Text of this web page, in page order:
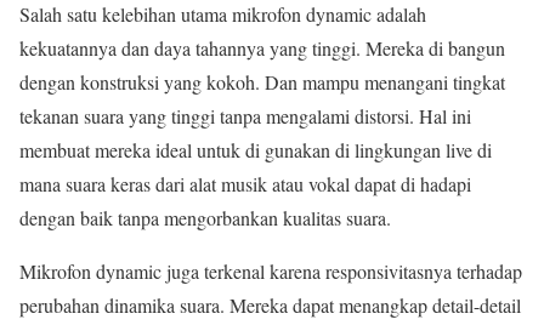
Salah satu kelebihan utama mikrofon dynamic adalah
kekuatannya dan daya tahannya yang tinggi. Mereka di bangun
dengan konstruksi yang kokoh. Dan mampu menangani tingkat
tekanan suara yang tinggi tanpa mengalami distorsi. Hal ini
membuat mereka ideal untuk di gunakan di lingkungan live di
mana suara keras dari alat musik atau vokal dapat di hadapi
dengan baik tanpa mengorbankan kualitas suara.
Mikrofon dynamic juga terkenal karena responsivitasnya terhadap
perubahan dinamika suara. Mereka dapat menangkap detail-detail